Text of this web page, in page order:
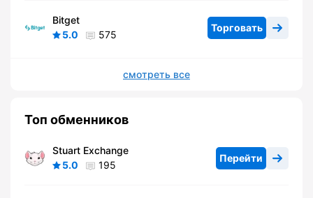
Bitget
5.0
575
Торговать
смотреть все
Топ обменников
Stuart Exchange
5.0
195
Перейти